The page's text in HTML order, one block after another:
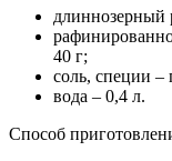
длиннозерный
40 г;
соль, специи –
вода – 0,4 л.
Способ